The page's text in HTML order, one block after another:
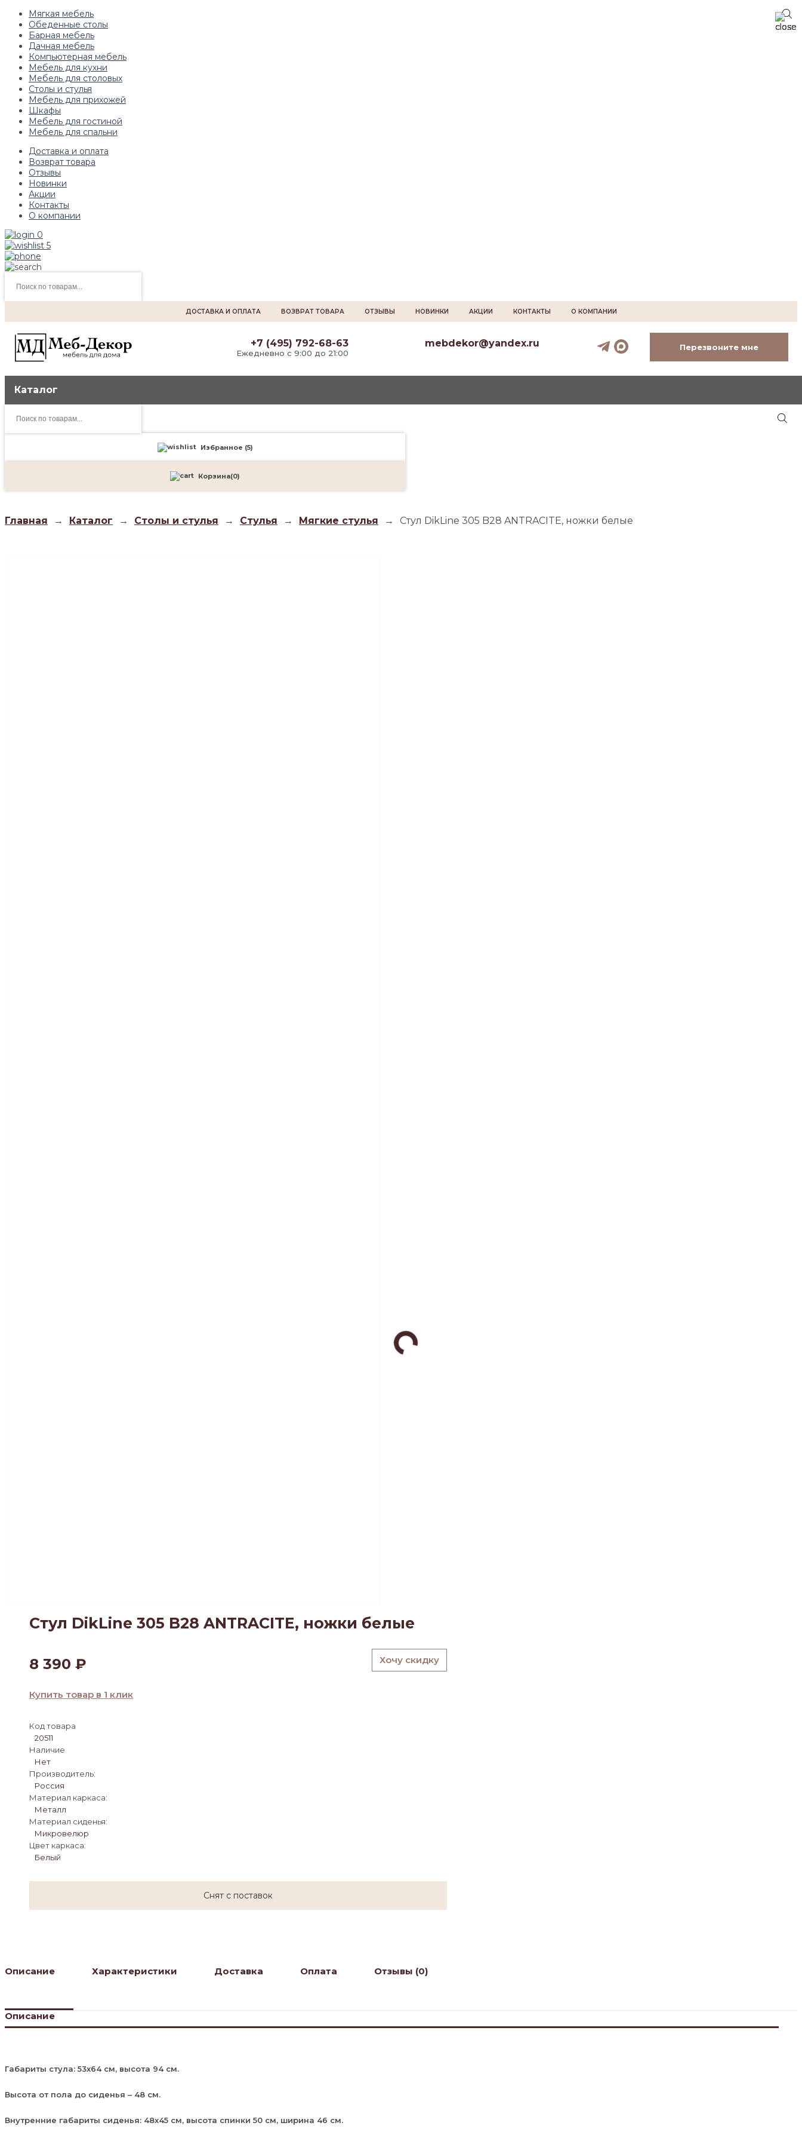
Мягкая мебель
Обеденные столы
Барная мебель
Дачная мебель
Компьютерная мебель
Мебель для кухни
Мебель для столовых
Столы и стулья
Мебель для прихожей
Шкафы
Мебель для гостиной
Мебель для спальни
Доставка и оплата
Возврат товара
Отзывы
Новинки
Акции
Контакты
О компании
0
5
товаров
ДОСТАВКА И ОПЛАТА ВОЗВРАТ ТОВАРА ОТЗЫВЫ НОВИНКИ АКЦИИ КОНТАКТЫ О КОМПАНИИ
+7 (495) 792-68-63
Ежедневно с 9:00 до 21:00
mebdekor@yandex.ru Перезвоните мне
Каталог
товаров
Избранное (5)
Корзина(0)
Главная → Каталог → Столы и стулья → Стулья → Мягкие стулья → Стул DikLine 305 B28 ANTRACITE, ножки белые
Стул DikLine 305 B28 ANTRACITE, ножки белые
8 390 ₽ Хочу скидку
Купить товар в 1 клик
Код товара
20511
Наличие
Нет
Производитель:
Россия
Материал каркаса:
Металл
Материал сиденья:
Микровелюр
Цвет каркаса:
Белый
Снят с поставок
Описание Характеристики Доставка Оплата Отзывы (0)
Описание
Габариты стула: 53х64 см, высота 94 см.
Высота от пола до сиденья – 48 см.
Внутренние габариты сиденья: 48х45 см, высота спинки 50 см, ширина 46 см.